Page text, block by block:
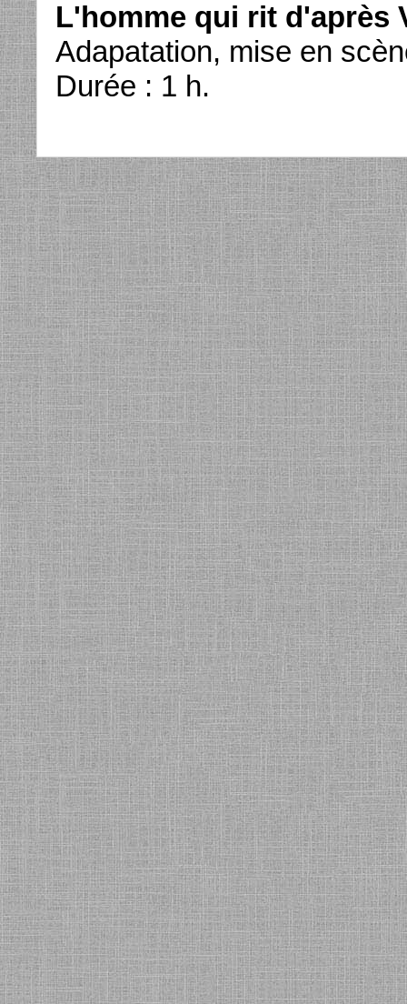
L'homme qui rit d'après
Adapatation, mise en
Durée : 1 h.